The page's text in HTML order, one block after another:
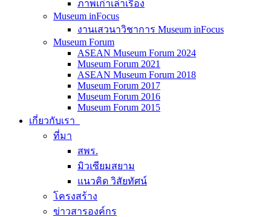
ภาพเก่าเล่าเรื่อง
Museum inFocus
งานเสวนาวิชาการ Museum inFocus
Museum Forum
ASEAN Museum Forum 2024
Museum Forum 2021
ASEAN Museum Forum 2018
Museum Forum 2017
Museum Forum 2016
Museum Forum 2015
เกี่ยวกับเรา
ที่มา
สพร.
มิวเซียมสยาม
แนวคิด วิสัยทัศน์
โครงสร้าง
ข่าวสารองค์กร